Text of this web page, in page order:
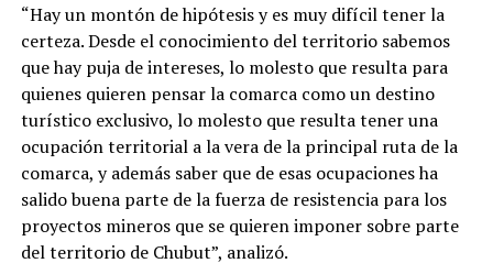
“Hay un montón de hipótesis y es muy difícil tener la
certeza. Desde el conocimiento del territorio sabemos
que hay puja de intereses, lo molesto que resulta para
quienes quieren pensar la comarca como un destino
turístico exclusivo, lo molesto que resulta tener una
ocupación territorial a la vera de la principal ruta de la
comarca, y además saber que de esas ocupaciones ha
salido buena parte de la fuerza de resistencia para los
proyectos mineros que se quieren imponer sobre parte
del territorio de Chubut”, analizó.